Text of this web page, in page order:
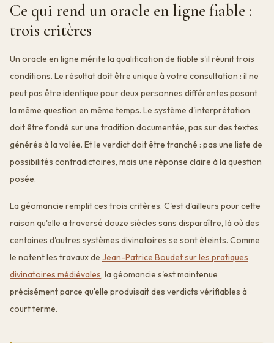
Ce qui rend un oracle en ligne fiable :
trois critères
Un oracle en ligne mérite la qualification de fiable s'il réunit trois
conditions. Le résultat doit être unique à votre consultation : il ne
peut pas être identique pour deux personnes différentes posant
la même question en même temps. Le système d'interprétation
doit être fondé sur une tradition documentée, pas sur des textes
générés à la volée. Et le verdict doit être tranché : pas une liste de
possibilités contradictoires, mais une réponse claire à la question
posée.
La géomancie remplit ces trois critères. C'est d'ailleurs pour cette
raison qu'elle a traversé douze siècles sans disparaître, là où des
centaines d'autres systèmes divinatoires se sont éteints. Comme
le notent les travaux de Jean-Patrice Boudet sur les pratiques
divinatoires médiévales, la géomancie s'est maintenue
précisément parce qu'elle produisait des verdicts vérifiables à
court terme.